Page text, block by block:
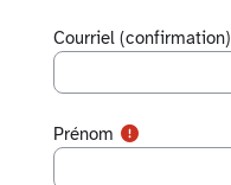
Courriel (confirmation)
Prénom